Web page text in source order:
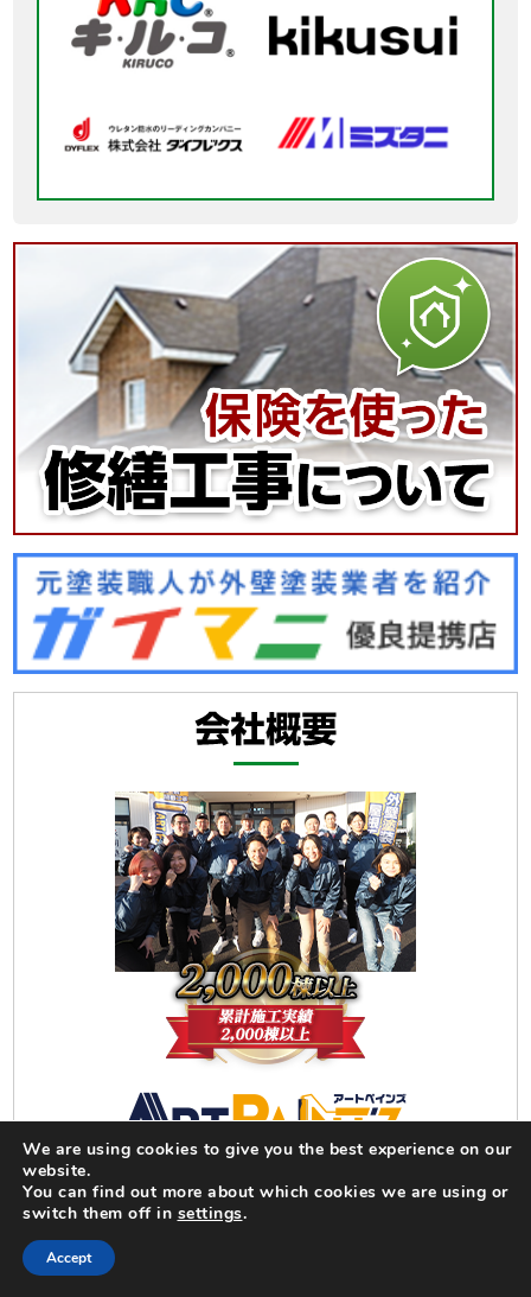
アートペインズ株式会社(Art paint'z)
愛知県名古屋市中川区吉津４丁目2705番地
0120-09-3535
We are using cookies to give you the best experience on our
website.
You can find out more about which cookies we are using or
switch them off in settings.
Accept